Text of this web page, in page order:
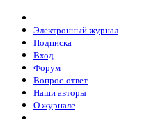
Электронный журнал
Подписка
Вход
Форум
Вопрос-ответ
Наши авторы
О журнале